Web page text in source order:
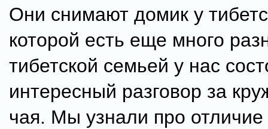
Они снимают домик у
которой есть еще много
тибетской семьей у нас
интересный разговор за
чая. Мы узнали про